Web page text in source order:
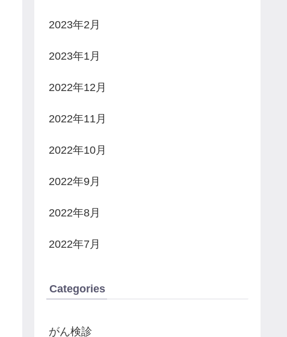
2023年2月
2023年1月
2022年12月
2022年11月
2022年10月
2022年9月
2022年8月
2022年7月
Categories
がん検診